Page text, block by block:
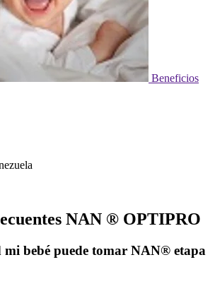
Beneficios
NAN ® OPTIPRO
mi bebé puede tomar NAN® etapa